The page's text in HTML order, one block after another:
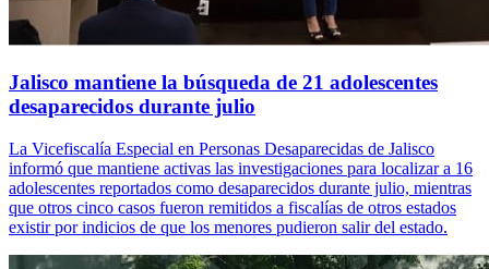
Jalisco mantiene la búsqueda de 21 adolescentes
desaparecidos durante julio
La Vicefiscalía Especial en Personas Desaparecidas de Jalisco
informó que mantiene activas las investigaciones para localizar a 16
adolescentes reportados como desaparecidos durante julio, mientras
que otros cinco casos fueron remitidos a fiscalías de otros estados
existir por indicios de que los menores pudieron salir del estado.